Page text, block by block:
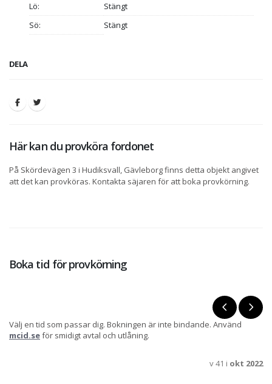
Lö:
Stängt
Sö:
Stängt
DELA
Här kan du provköra fordonet
På Skördevägen 3 i Hudiksvall, Gävleborg finns detta objekt angivet
att det kan provköras. Kontakta säjaren för att boka provkörning.
Boka tid för provkörning
Välj en tid som passar dig. Bokningen är inte bindande. Använd
mcid.seför smidigt avtal och utlåning.
v 41 i okt 2022